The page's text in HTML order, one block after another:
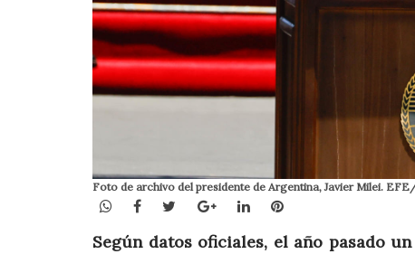
Foto de archivo del presidente de Argentina, Javier Milei.
WhatsApp
Facebook
TwitterGoogle+LinkedInPinterest
Según datos oficiales, el año pasado